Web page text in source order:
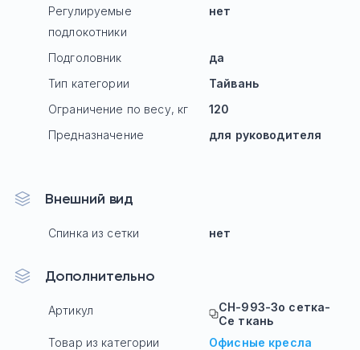
Регулируемые
подлокотники
нет
Подголовник
да
Тип категории
Тайвань
Ограничение по весу, кг
120
Предназначение
для руководителя
Внешний вид
Спинка из сетки нет
Дополнительно
Артикул
CH-993-Зо сетка-
Се ткань
Товар из категории
Офисные кресла